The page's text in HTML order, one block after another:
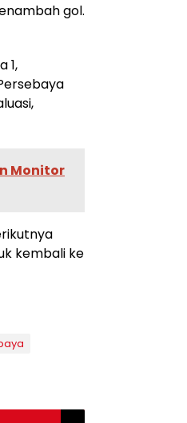
gol.
1,
Monitor
kembali ke